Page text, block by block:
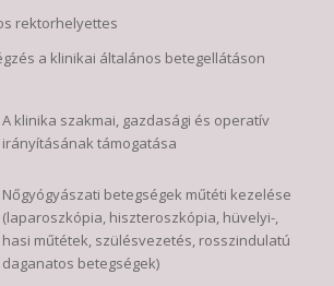
rektorhelyettes
a klinikai általános betegellátáson
A klinika szakmai, gazdasági és operatív
irányításának támogatása
Nőgyógyászati betegségek műtéti kezelése
(laparoszkópia, hiszteroszkópia, hüvelyi-,
hasi műtétek, szülésvezetés, rosszindulatú
daganatos betegségek)